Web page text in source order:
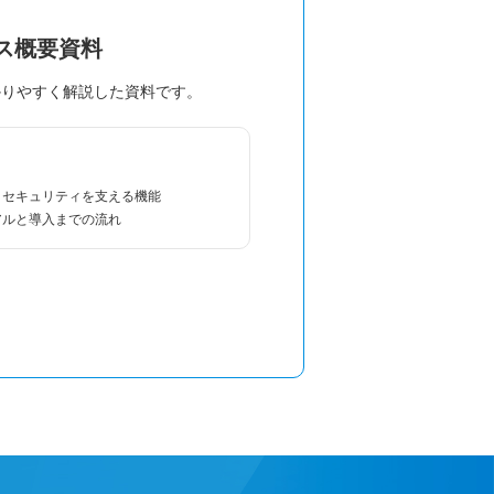
概要資料
やすく解説した資料です。
キュリティを支える機能
と導入までの流れ